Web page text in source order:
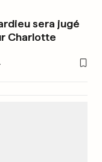
sera jugé
Charlotte